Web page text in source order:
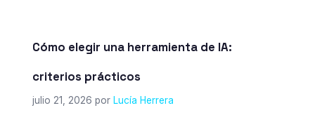
Cómo elegir una herramienta de IA:
criterios prácticos
julio 21, 2026 por Lucía Herrera